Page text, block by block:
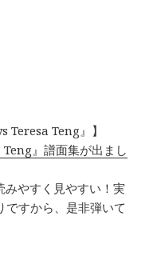
Teresa Teng』】
』譜面集が出まし
やすく見やすい！実
ですから、是非弾いて